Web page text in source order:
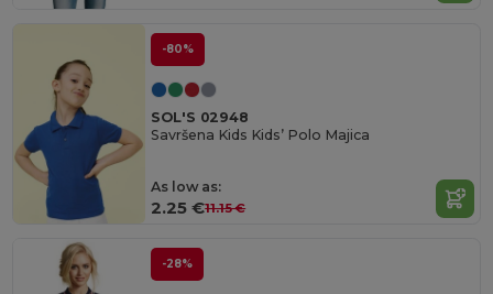
-80%
SOL'S 02948
Savršena Kids Kids’ Polo Majica
As low as:
2.25 €11.15 €
-28%